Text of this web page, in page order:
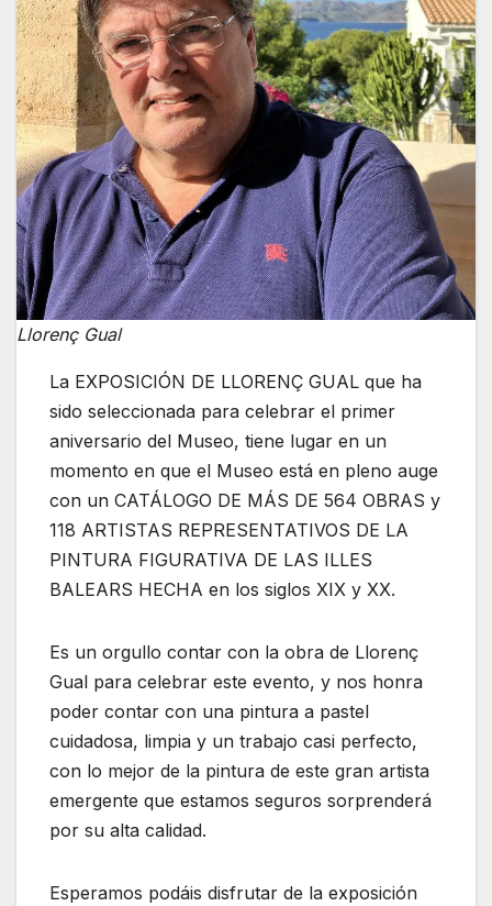
Llorenç Gual
La EXPOSICIÓN DE LLORENÇ GUAL que ha
sido seleccionada para celebrar el primer
aniversario del Museo, tiene lugar en un
momento en que el Museo está en pleno auge
con un CATÁLOGO DE MÁS DE 564 OBRAS y
118 ARTISTAS REPRESENTATIVOS DE LA
PINTURA FIGURATIVA DE LAS ILLES
BALEARS HECHA en los siglos XIX y XX.
Es un orgullo contar con la obra de Llorenç
Gual para celebrar este evento, y nos honra
poder contar con una pintura a pastel
cuidadosa, limpia y un trabajo casi perfecto,
con lo mejor de la pintura de este gran artista
emergente que estamos seguros sorprenderá
por su alta calidad.
Esperamos podáis disfrutar de la exposición